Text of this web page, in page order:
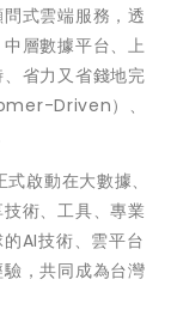
式雲端服務，透
層數據平台、上
省力又省錢地完
Driven）、
啟動在大數據、
術、工具、專業
AI技術、雲平台
，共同成為台灣